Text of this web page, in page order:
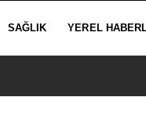
SAĞLIK YEREL